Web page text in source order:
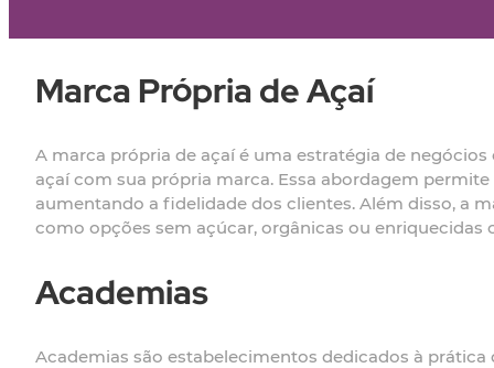
Marca Própria de Açaí
A marca própria de açaí é uma estratégia de
açaí com sua própria marca. Essa abordagem
aumentando a fidelidade dos clientes. Além disso, a
como opções sem açúcar, orgânicas ou enriquecidas
Academias
Academias são estabelecimentos dedicados à